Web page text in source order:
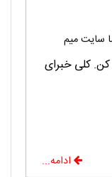
سایت میم
کلی خبرای
ادامه...